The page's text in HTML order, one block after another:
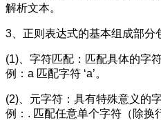
解析文本。
3、正则表达式的基本组成部分
(1)、字符匹配：匹配具体的字
例：a 匹配字符 ‘a’。
(2)、元字符：具有特殊意义的
例：. 匹配任意单个字符（除换